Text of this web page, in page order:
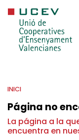
INICI
Página no
La página a la
encuentra en